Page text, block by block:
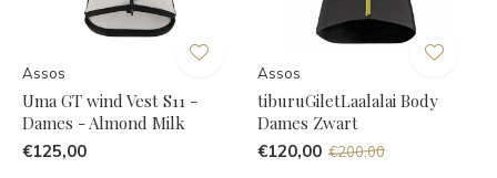
Assos
Uma GT wind Vest S11 -
Dames - Almond Milk
€125,00
Assos
tiburuGiletLaalalai Body
Dames Zwart
€120,00 €200,00